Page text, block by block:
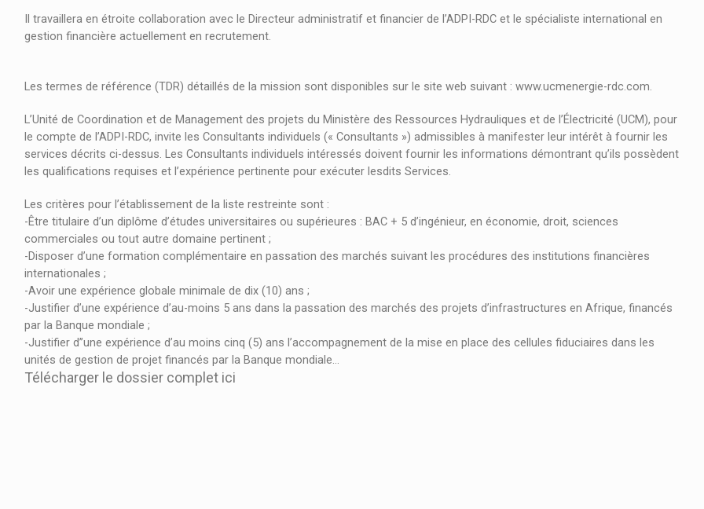
Il travaillera en étroite collaboration avec le Directeur administratif et financier de l’ADPI-RDC et le spécialiste international en
gestion financière actuellement en recrutement.
Les termes de référence (TDR) détaillés de la mission sont disponibles sur le site web suivant : www.ucmenergie-rdc.com.
L’Unité de Coordination et de Management des projets du Ministère des Ressources Hydrauliques et de l’Électricité (UCM), pour
le compte de l’ADPI-RDC, invite les Consultants individuels (« Consultants ») admissibles à manifester leur intérêt à fournir les
services décrits ci-dessus. Les Consultants individuels intéressés doivent fournir les informations démontrant qu’ils possèdent
les qualifications requises et l’expérience pertinente pour exécuter lesdits Services.
Les critères pour l’établissement de la liste restreinte sont :
-Être titulaire d’un diplôme d’études universitaires ou supérieures : BAC + 5 d’ingénieur, en économie, droit, sciences
commerciales ou tout autre domaine pertinent ;
-Disposer d’une formation complémentaire en passation des marchés suivant les procédures des institutions financières
internationales ;
-Avoir une expérience globale minimale de dix (10) ans ;
-Justifier d’une expérience d’au-moins 5 ans dans la passation des marchés des projets d’infrastructures en Afrique, financés
par la Banque mondiale ;
-Justifier d’’une expérience d’au moins cinq (5) ans l’accompagnement de la mise en place des cellules fiduciaires dans les
unités de gestion de projet financés par la Banque mondiale...
Télécharger le dossier complet ici